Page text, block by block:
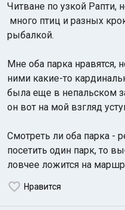
Читване по узкой Рапти,
много птиц и разных
рыбалкой.
Мне оба парка нравятся,
ними какие-то
была еще в непальском
он вот на мой взгляд
Смотреть ли оба парка -
посетить один парк, то
ловчее ложится на
Нравится